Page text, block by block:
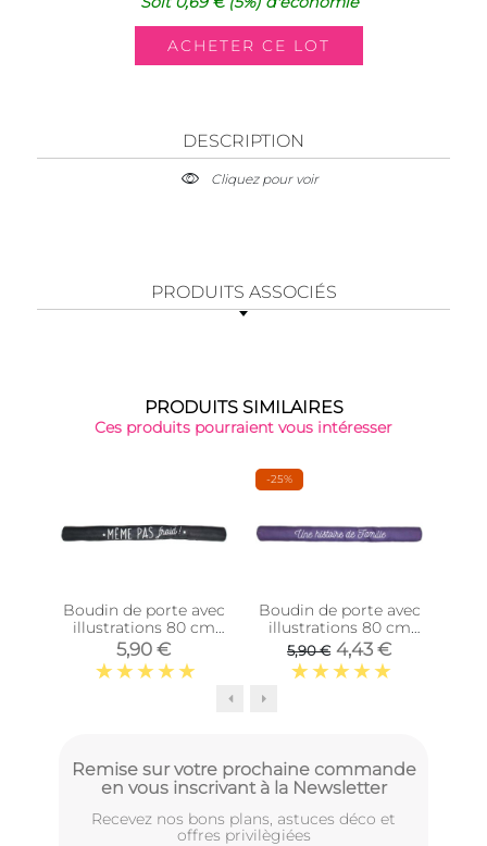
DESCRIPTION
Cliquez pour voir
PRODUITS ASSOCIÉS
PRODUITS SIMILAIRES
Ces produits pourraient vous intéresser
Boudin de porte avec
illustrations 80 cm
(Noir avec citation)
5,90 €
-25%
Boudin de porte avec
illustrations 80 cm
(Violet avec citation)
5,90 € 4,43 €
Remise sur votre prochaine commande
en vous inscrivant à la Newsletter
Recevez nos bons plans, astuces déco et
offres privilègiées